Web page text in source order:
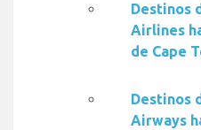
Destinos
Airlines
de Cape
Destinos
Airways